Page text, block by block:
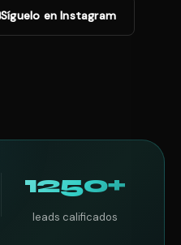
Síguelo en Instagram
1250+
leads calificados